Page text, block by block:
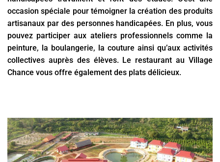
occasion spéciale pour témoigner la création des produits
artisanaux par des personnes handicapées. En plus, vous
pouvez participer aux ateliers professionnels comme la
peinture, la boulangerie, la couture ainsi qu’aux activités
collectives auprès des élèves. Le restaurant au Village
Chance vous offre également des plats délicieux.